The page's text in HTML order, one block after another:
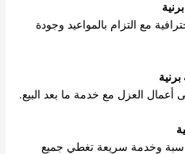
مع التزام بالمواعيد وجودة
وخدمة سريعة تغطي جميع